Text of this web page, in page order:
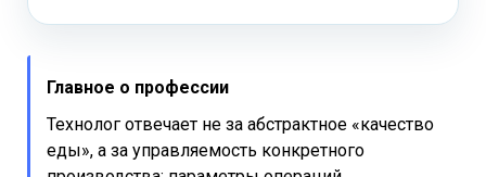
Главное о профессии
Технолог отвечает не за абстрактное «качество
еды», а за управляемость конкретного